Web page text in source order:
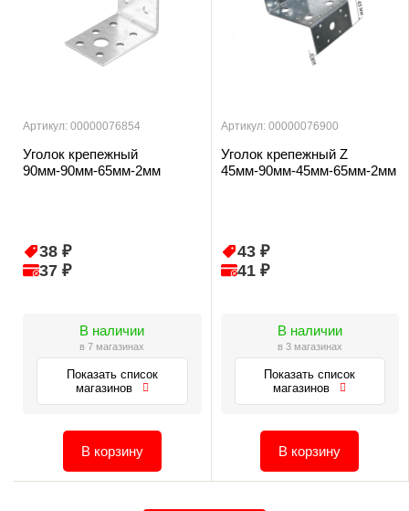
Артикул: 00000076854
Уголок крепежный
90мм-90мм-65мм-2мм
38 ₽
37 ₽
В наличии
в 7 магазинах
Показать список
магазинов
В корзину
Артикул: 00000076900
Уголок крепежный Z
45мм-90мм-45мм-65мм-2мм
43 ₽
41 ₽
В наличии
в 3 магазинах
Показать список
магазинов
В корзину